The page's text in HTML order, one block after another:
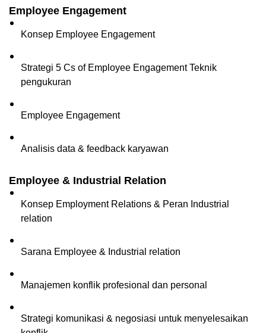
Employee Engagement
Konsep Employee Engagement
Strategi 5 Cs of Employee Engagement Teknik
pengukuran
Employee Engagement
Analisis data & feedback karyawan
Employee & Industrial Relation
Konsep Employment Relations & Peran Industrial
relation
Sarana Employee & Industrial relation
Manajemen konflik profesional dan personal
Strategi komunikasi & negosiasi untuk menyelesaikan